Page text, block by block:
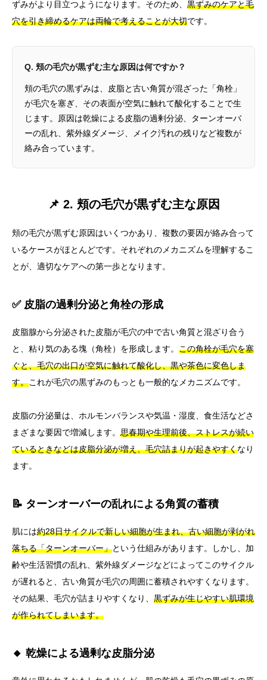
ずみがより目立つようになります。そのため、 黒ずみのケアと毛
穴を引き締めるケアは両輪で考えることが大切です。
Q. 頬の毛穴が黒ずむ主な原因は何ですか？
頬の毛穴の黒ずみは、皮脂と古い角質が混ざった「角栓」
が毛穴を塞ぎ、その表面が空気に触れて酸化することで生
じます。原因は乾燥による皮脂の過剰分泌、ターンオーバ
ーの乱れ、紫外線ダメージ、メイク汚れの残りなど複数が
絡み合っています。
📌 2. 頬の毛穴が黒ずむ主な原因
頬の毛穴が黒ずむ原因はいくつかあり、複数の要因が絡み合って
いるケースがほとんどです。それぞれのメカニズムを理解するこ
とが、適切なケアへの第一歩となります。
✅ 皮脂の過剰分泌と角栓の形成
皮脂腺から分泌された皮脂が毛穴の中で古い角質と混ざり合う
と、粘り気のある塊（角栓）を形成します。 この角栓が毛穴を塞
ぐと、毛穴の出口が空気に触れて酸化し、黒や茶色に変色しま
す。これが毛穴の黒ずみのもっとも一般的なメカニズムです。
皮脂の分泌量は、ホルモンバランスや気温・湿度、食生活などさ
まざまな要因で増減します。 思春期や生理前後、ストレスが続い
ているときなどは皮脂分泌が増え、毛穴詰まりが起きやすくなり
ます。
📝 ターンオーバーの乱れによる角質の蓄積
肌には約28日サイクルで新しい細胞が生まれ、古い細胞が剥がれ
落ちる「ターンオーバー」という仕組みがあります。しかし、加
齢や生活習慣の乱れ、紫外線ダメージなどによってこのサイクル
が遅れると、古い角質が毛穴の周囲に蓄積されやすくなります。
その結果、毛穴が詰まりやすくなり、 黒ずみが生じやすい肌環境
が作られてしまいます。
🔸 乾燥による過剰な皮脂分泌